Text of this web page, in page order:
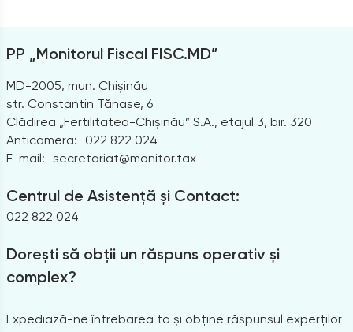
PP „Monitorul Fiscal FISC.MD”
MD-2005, mun. Chișinău
str. Constantin Tănase, 6
Clădirea „Fertilitatea-Chișinău” S.A., etajul 3, bir. 320
Anticamera:
022 822 024
E-mail: secretariat@monitor.tax
Centrul de Asistență și Contact:
022 822 024
Dorești să obții un răspuns operativ și
complex?
Expediază-ne întrebarea ta și obține răspunsul experților